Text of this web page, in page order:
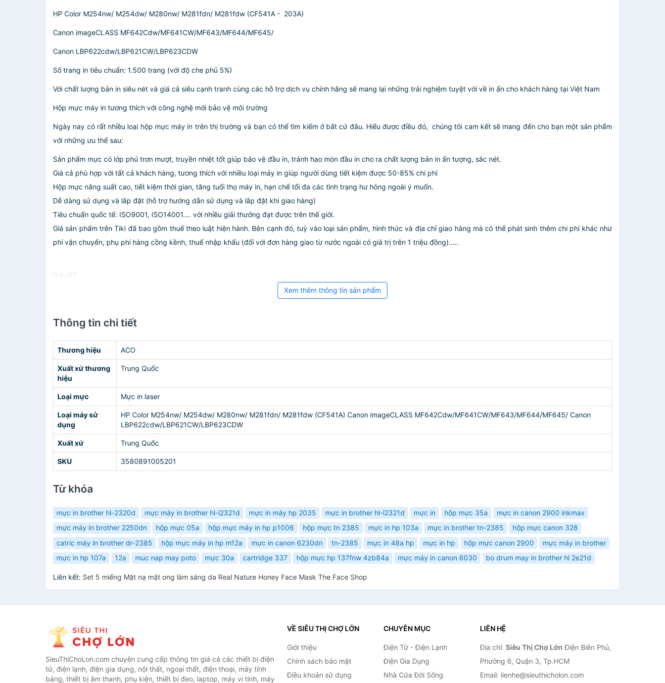
HP Color M254nw/ M254dw/ M280nw/ M281fdn/ M281fdw (CF541A - 203A)
Canon imageCLASS MF642Cdw/MF641CW/MF643/MF644/MF645/
Canon LBP622cdw/LBP621CW/LBP623CDW
Số trang in tiêu chuẩn: 1.500 trang (với độ che phủ 5%)
Với chất lượng bản in siêu nét và giá cả siêu cạnh tranh cùng các hỗ trợ dịch vụ chính hãng sẽ mang lại những trải nghiệm tuyệt vời về in ấn cho khách hàng tại Việt Nam
Hộp mực máy in tương thích với công nghệ mới bảo vệ môi trường
Ngày nay có rất nhiều loại hộp mực máy in trên thị trường và bạn có thể tìm kiếm ở bất cứ đâu. Hiểu được điều đó, ­­­­­ chúng tôi cam kết sẽ mang đến cho bạn một sản phẩm
với những ưu thế sau:
Sản phẩm mực có lớp phủ trơn mượt, truyền nhiệt tốt giúp bảo vệ đầu in, tránh hao mòn đầu in cho ra chất lượng bản in ấn tượng, sắc nét.
Giá cả phù hợp với tất cả khách hàng, tương thích với nhiều loại máy in giúp người dùng tiết kiệm được 50-85% chi phí
Hộp mực năng suất cao, tiết kiệm thời gian, tăng tuổi thọ máy in, hạn chế tối đa các tình trạng hư hỏng ngoài ý muốn.
Dễ dàng sử dụng và lắp đặt (hỗ trợ hướng dẫn sử dụng và lắp đặt khi giao hàng)
Tiêu chuẩn quốc tế: ISO9001, ISO14001…. với nhiều giải thưởng đạt được trên thế giới.
Giá sản phẩm trên Tiki đã bao gồm thuế theo luật hiện hành. Bên cạnh đó, tuỳ vào loại sản phẩm, hình thức và địa chỉ giao hàng mà có thể phát sinh thêm chi phí khác như
phí vận chuyển, phụ phí hàng cồng kềnh, thuế nhập khẩu (đối với đơn hàng giao từ nước ngoài có giá trị trên 1 triệu đồng).....
Giá JET
Xem thêm thông tin sản phẩm
Thông tin chi tiết
Thương hiệu ACO
Xuất xứ thương
hiệu
Trung Quốc
Loại mực Mực in laser
Loại máy sử
dụng
HP Color M254nw/ M254dw/ M280nw/ M281fdn/ M281fdw (CF541A) Canon imageCLASS MF642Cdw/MF641CW/MF643/MF644/MF645/ Canon
LBP622cdw/LBP621CW/LBP623CDW
Xuất xứ Trung Quốc
SKU 3580891005201
Từ khóa
mực in brother hl-2320d mực máy in brother hl-l2321d mực in máy hp 2035 mực in brother hl-l2321d mực in hộp mực 35a
mực in canon 2900 inkmax
mực máy in brother 2250dn
hộp mực 05a hộp mực máy in hp p1006 hộp mực tn 2385 mực in hp 103a mực in brother tn-2385
hộp mực canon 328
catric máy in brother dr-2385
hộp mực máy in hp m12a mực in canon 6230dn tn-2385 mực in 48a hp mực in hp hộp mực canon 2900
mực máy in brother
mực in hp 107a
12a muc nap may poto mực 30a cartridge 337 hộp mực hp 137fnw 4zb84a mực máy in canon 6030 bo drum may in brother hl 2e21d
Liên kết: Set 5 miếng Mặt nạ mật ong làm sáng da Real Nature Honey Face Mask The Face Shop
SieuThiChoLon.com chuyên cung cấp thông tin giá cả các thiết bị điện
tử, điện lạnh, điện gia dụng, nội thất, ngoại thất, điện thoại, máy tính
bảng, thiết bị âm thanh, phụ kiện, thiết bị đeo, laptop, máy vi tính, máy
VỀ SIÊU THỊ CHỢ LỚN
Giới thiệu
Chính sách bảo mật
Điều khoản sử dụng
CHUYÊN MỤC
Điện Tử - Điện Lạnh
Điện Gia Dụng
Nhà Cửa Đời Sống
LIÊN HỆ
Địa chỉ: Siêu Thị Chợ Lớn Điện Biên Phủ,
Phường 6, Quận 3, Tp.HCM
Email: lienhe@sieuthicholon.com